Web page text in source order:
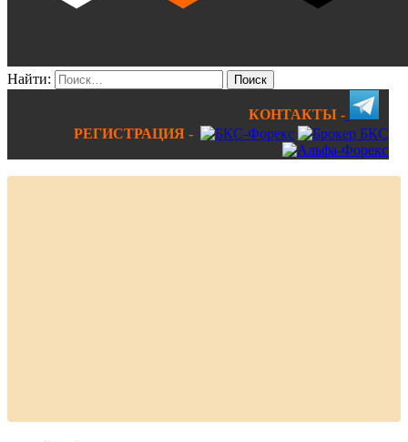
Найти:
КОНТАКТЫ -
РЕГИСТРАЦИЯ -